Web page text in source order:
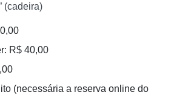
(cadeira)
R$ 40,00
(necessária a reserva online do